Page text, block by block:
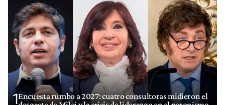
1Encuesta rumbo a 2027: cuatro consultoras midieron el